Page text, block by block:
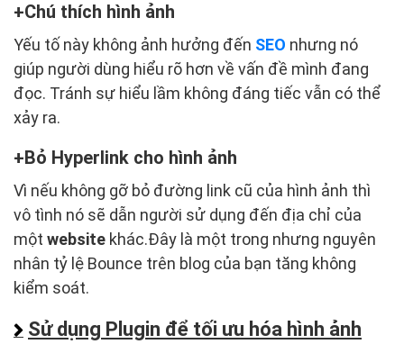
Chú thích hình ảnh
Yếu tố này không ảnh hưởng đến SEO nhưng nó
giúp người dùng hiểu rõ hơn về vấn đề mình đang
đọc. Tránh sự hiểu lầm không đáng tiếc vẫn có thể
xảy ra.
Bỏ Hyperlink cho hình ảnh
Vì nếu không gỡ bỏ đường link cũ của hình ảnh thì
vô tình nó sẽ dẫn người sử dụng đến địa chỉ của
một website khác.Đây là một trong nhưng nguyên
nhân tỷ lệ Bounce trên blog của bạn tăng không
kiểm soát.
Sử dụng Plugin để tối ưu hóa hình ảnh